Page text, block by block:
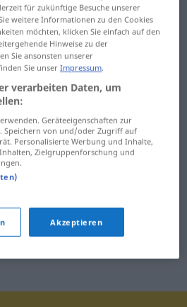
Handcreme
Handel
handeln
Handelskammer
handgeknüpft
für zukünftige Besuche unserer
weitere Informationen zu den Cookies
möchten, klicken Sie einfach auf den
Hinweise zu der
Sie ansonsten unserer
Sie unserImpressum.
verarbeiten Daten, um
Geräteeigenschaften zur
von und/oder Zugriff auf
Personalisierte Werbung und Inhalte,
Zielgruppenforschung und
Akzeptieren